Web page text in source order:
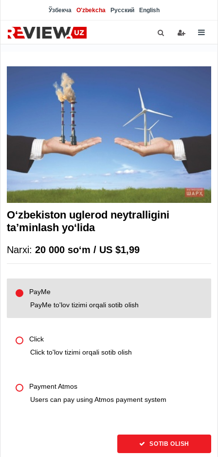
Ўзбекча O'zbekcha Русский English
O‘zbekiston uglerod neytralligini
ta’minlash yo‘lida
Narxi: 20 000 soʻm / US $1,99
PayMe
PayMe to'lov tizimi orqali sotib olish
Click
Click to'lov tizimi orqali sotib olish
Payment Atmos
Users can pay using Atmos payment system
SOTIB OLISH